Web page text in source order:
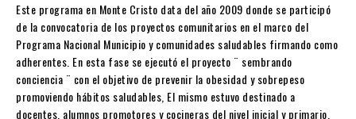
Este programa en Monte Cristo data del año 2009 donde se participó
de la convocatoria de los proyectos comunitarios en el marco del
Programa Nacional Municipio y comunidades saludables firmando como
adherentes. En esta fase se ejecutó el proyecto ¨ sembrando
conciencia ¨ con el objetivo de prevenir la obesidad y sobrepeso
promoviendo hábitos saludables, El mismo estuvo destinado a
docentes, alumnos promotores y cocineras del nivel inicial y primario.